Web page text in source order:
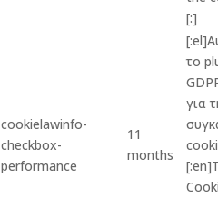
[:]
cookielawinfo-
checkbox-
performance
11
months
το
για